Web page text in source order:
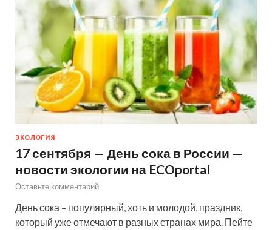
ЭКОЛОГИЯ
17 сентября — День сока в России —
новости экологии на ECOportal
Оставьте комментарий
День сока – популярный, хоть и молодой, праздник,
который уже отмечают в разных странах мира. Пейте